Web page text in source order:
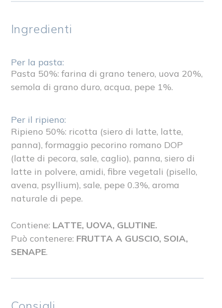
Ingredienti
Per la pasta:
Pasta 50%: farina di grano tenero, uova 20%,
semola di grano duro, acqua, pepe 1%.
Per il ripieno:
Ripieno 50%: ricotta (siero di latte, latte,
panna), formaggio pecorino romano DOP
(latte di pecora, sale, caglio), panna, siero di
latte in polvere, amidi, fibre vegetali (pisello,
avena, psyllium), sale, pepe 0.3%, aroma
naturale di pepe.
Contiene: LATTE, UOVA, GLUTINE.
Può contenere: FRUTTA A GUSCIO, SOIA,
SENAPE.